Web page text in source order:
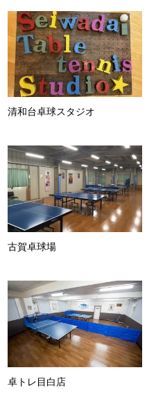
清和台卓球スタジオ
古賀卓球場
卓トレ目白店